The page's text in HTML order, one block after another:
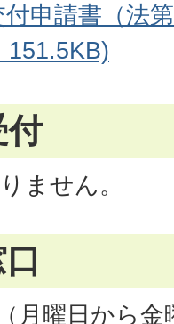
申請書（法
付
ません。
月曜日から